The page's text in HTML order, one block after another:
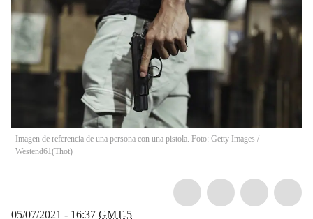
Imagen de referencia de una persona con una pistola. Foto: Getty Images /
Westend61(Thot)
05/07/2021 - 16:37 GMT-5